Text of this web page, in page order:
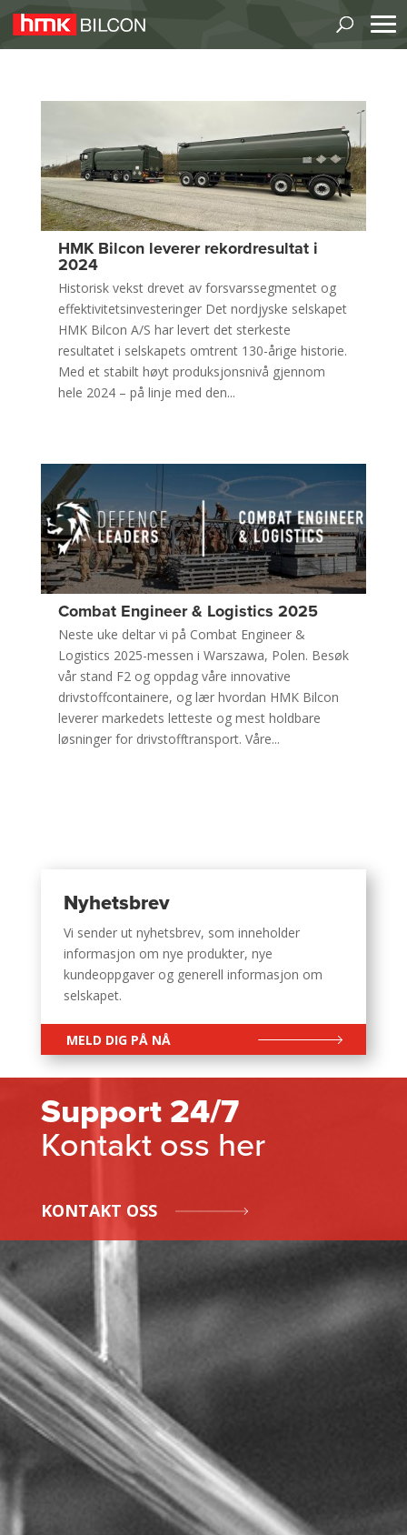
HMK Bilcon leverer rekordresultat i
2024
Historisk vekst drevet av forsvarssegmentet og
effektivitetsinvesteringer Det nordjyske selskapet
HMK Bilcon A/S har levert det sterkeste
resultatet i selskapets omtrent 130-årige historie.
Med et stabilt høyt produksjonsnivå gjennom
hele 2024 – på linje med den...
Combat Engineer & Logistics 2025
Neste uke deltar vi på Combat Engineer &
Logistics 2025-messen i Warszawa, Polen. Besøk
vår stand F2 og oppdag våre innovative
drivstoffcontainere, og lær hvordan HMK Bilcon
leverer markedets letteste og mest holdbare
løsninger for drivstofftransport. Våre...
Nyhetsbrev
Vi sender ut nyhetsbrev, som inneholder
informasjon om nye produkter, nye
kundeoppgaver og generell informasjon om
selskapet.
MELD DIG PÅ NÅ
Support 24/7
Kontakt oss her
KONTAKT OSS